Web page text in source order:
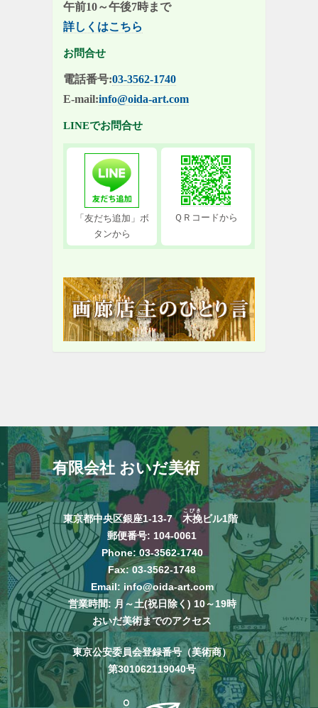
午前10～午後7時まで
詳しくはこちら
お問合せ
電話番号:03-3562-1740
E-mail:info@oida-art.com
LINEでお問合せ
「友だち追加」ボ
タンから
ＱＲコードから
有限会社 おいだ美術
東京都中央区銀座1-13-7木挽
こびき
ビル1階
郵便番号: 104-0061
Phone: 03-3562-1740
Fax: 03-3562-1748
Email: info@oida-art.com
営業時間: 月～土(祝日除く) 10～19時
おいだ美術までのアクセス
東京公安委員会登録番号（美術商）
第301062119040号